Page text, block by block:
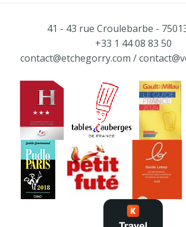
41 - 43 rue Croulebarbe -
+33 1 44 08 83 50
contact@etchegorry.com /